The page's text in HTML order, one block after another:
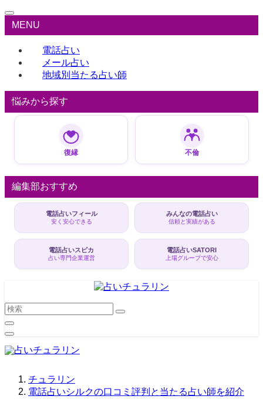
MENU
電話占い
メール占い
地域別当たる占い師
悩みから探す
復縁 不倫
編集部おすすめ
電話占いフィール
安く安心できる
みんなの電話占い
信頼と実績がある
電話占いスピカ
占い専門企業運営
電話占いSATORI
上場グループで安心
チュラリン
電話占いシルクの口コミ評判と当たる占い師を紹介